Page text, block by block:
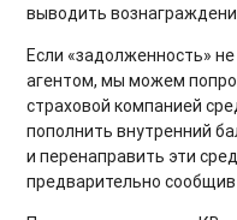
выводить
Если «задолженность»
агентом, мы можем
страховой компанией
пополнить внутренний
и перенаправить эти
предварительно